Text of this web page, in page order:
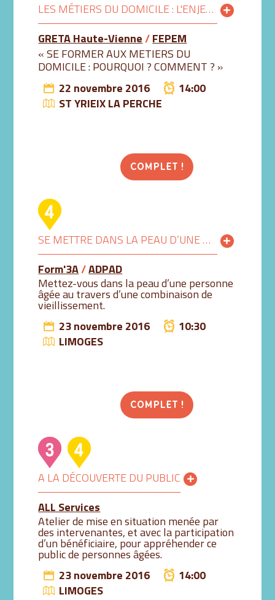
LES MÉTIERS DU DOMICILE : L'ENJEU DE LA FORMATION
GRETA Haute-Vienne/FEPEM
« SE FORMER AUX METIERS DU
DOMICILE : POURQUOI ? COMMENT ? »
22 novembre 2016
14:00
ST YRIEIX LA PERCHE
COMPLET !
SE METTRE DANS LA PEAU D’UNE PERSONNE ÂGÉE
Form'3A/ADPAD
Mettez-vous dans la peau d’une personne
âgée au travers d’une combinaison de
vieillissement.
23 novembre 2016
10:30
LIMOGES
COMPLET !
A LA DÉCOUVERTE DU PUBLIC
ALL Services
Atelier de mise en situation menée par
des intervenantes, et avec la participation
d’un bénéficiaire, pour appréhender ce
public de personnes âgées.
23 novembre 2016
14:00
LIMOGES